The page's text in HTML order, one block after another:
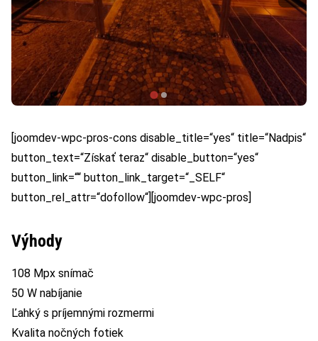
[joomdev-wpc-pros-cons disable_title=“yes“ title=“Nadpis“
button_text=“Získať teraz“ disable_button=“yes“
button_link=““ button_link_target=“_SELF“
button_rel_attr=“dofollow“][joomdev-wpc-pros]
Výhody
108 Mpx snímač
50 W nabíjanie
Ľahký s príjemnými rozmermi
Kvalita nočných fotiek